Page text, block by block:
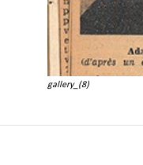
gallery_(8)